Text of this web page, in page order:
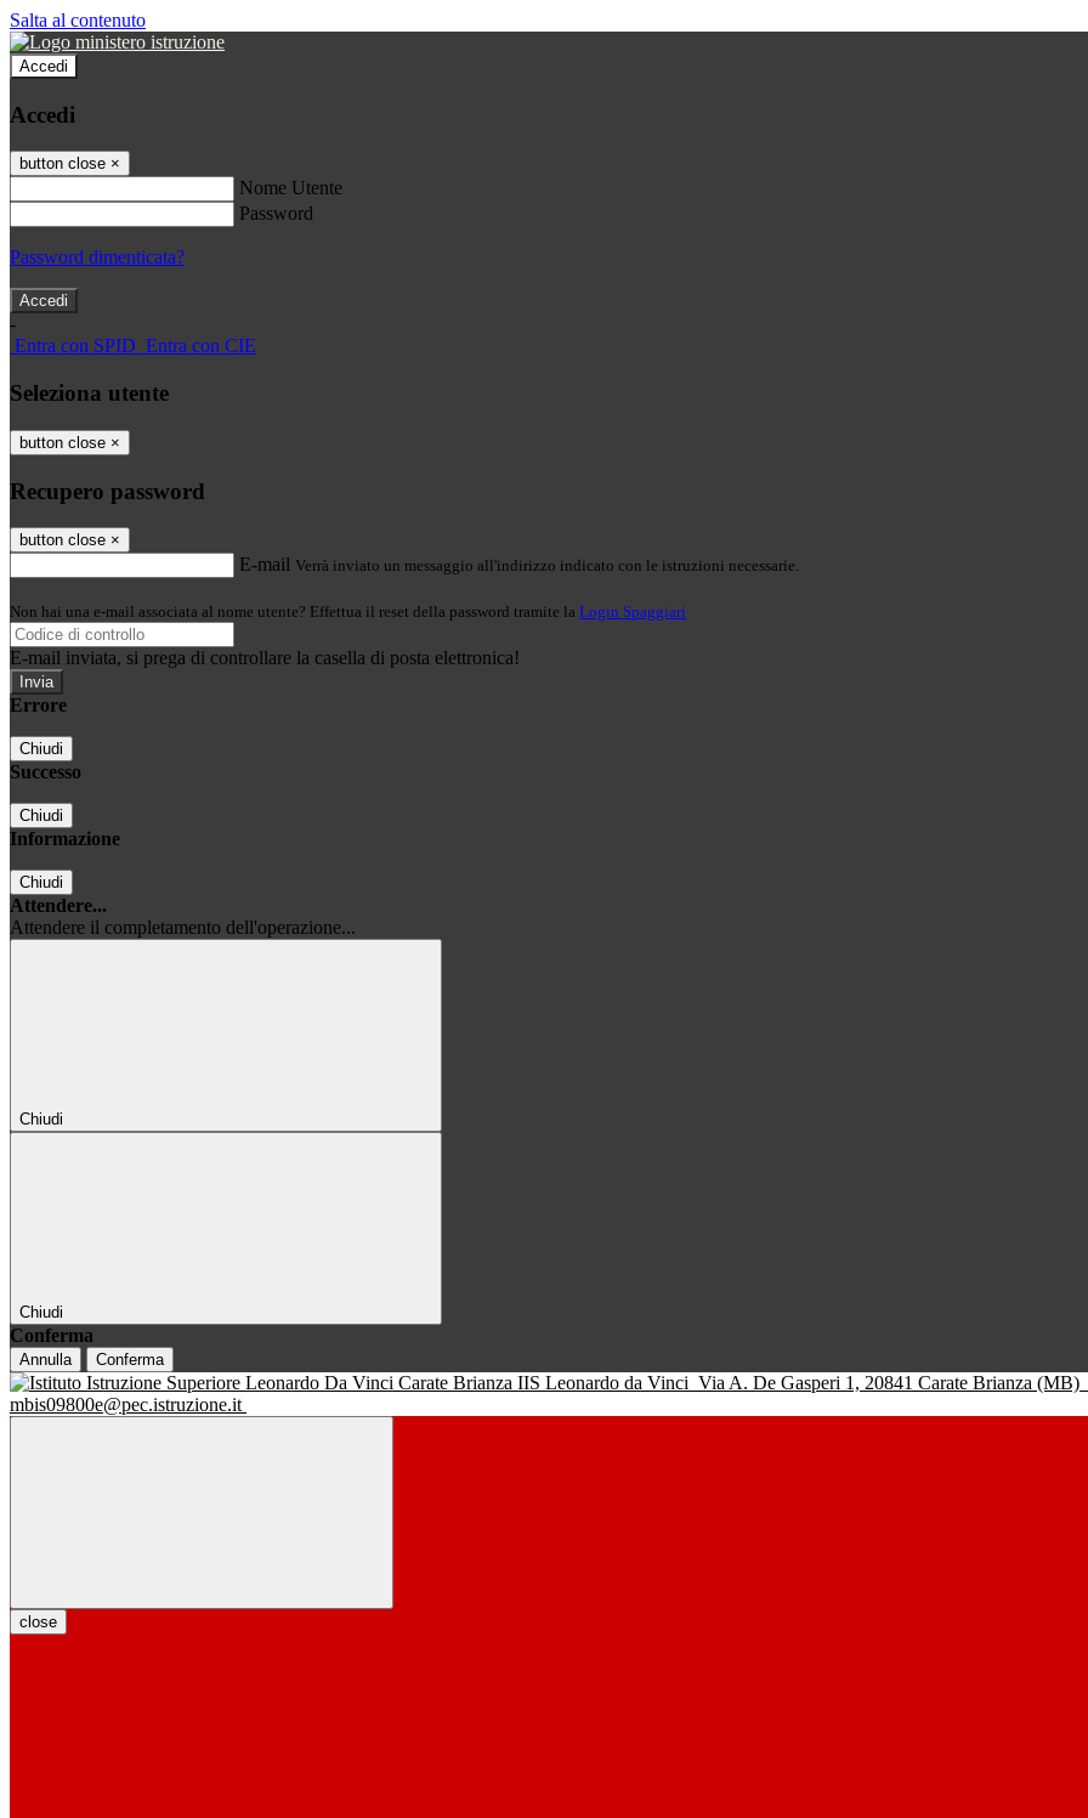
Salta al contenuto
Accedi
Accedi
button close ×
Nome Utente
Password
Password dimenticata?
-
Entra con SPID Entra con CIE
Seleziona utente
button close ×
Recupero password
button close ×
E-mail Verrà inviato un messaggio all'indirizzo indicato con le istruzioni necessarie.
Non hai una e-mail associata al nome utente? Effettua il reset della password tramite la Login Spaggiari
E-mail inviata, si prega di controllare la casella di posta elettronica!
Errore
Chiudi
Successo
Chiudi
Informazione
Chiudi
Attendere...
Attendere il completamento dell'operazione...
Chiudi
Chiudi
Conferma
Annulla Conferma
IIS Leonardo da Vinci Via A. De Gasperi 1, 20841 Carate Brianza (MB)
mbis09800e@pec.istruzione.it
close